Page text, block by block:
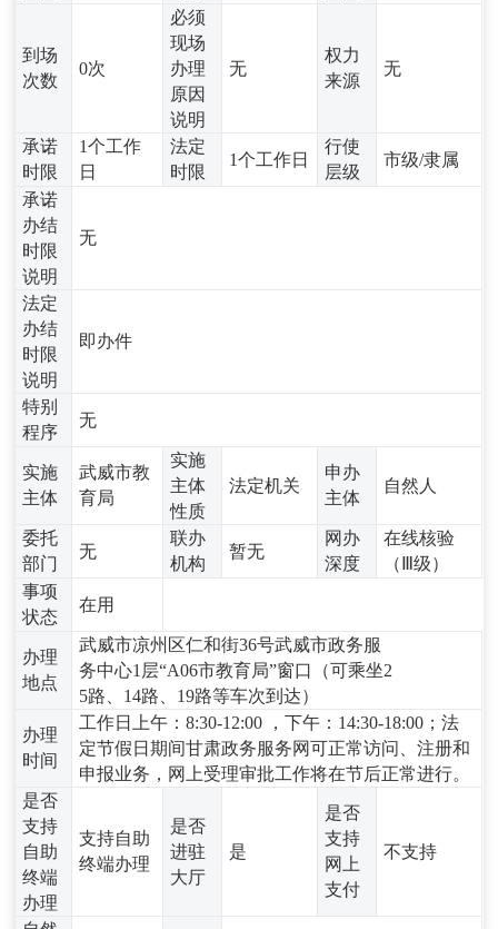
到场
次数
0次
必须
现场
办理
原因
说明
无
权力
来源
无
承诺
时限
1个工作
日
法定
时限
1个工作日
行使
层级
市级/隶属
承诺
办结
时限
说明
无
法定
办结
时限
说明
即办件
特别
程序
无
实施
主体
武威市教
育局
实施
主体
性质
法定机关
申办
主体
自然人
委托
部门
无
联办
机构
暂无
网办
深度
在线核验
（Ⅲ级）
事项
状态
在用
办理
地点
武威市凉州区仁和街36号武威市政务服
务中心1层“A06市教育局”窗口（可乘坐2
5路、14路、19路等车次到达）
办理
时间
工作日上午：8:30-12:00 ，下午：14:30-18:00；法
定节假日期间甘肃政务服务网可正常访问、注册和
申报业务，网上受理审批工作将在节后正常进行。
是否
支持
自助
终端
办理
支持自助
终端办理
是否
进驻
大厅
是
是否
支持
网上
支付
不支持